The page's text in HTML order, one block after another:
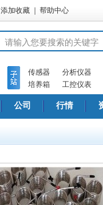
添加收藏 帮助中心
传感器
分析仪器
培养箱
工控仪表
公司 行情